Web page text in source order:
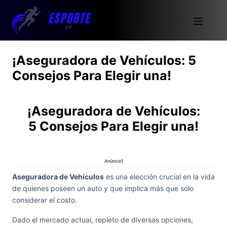
¡Aseguradora de Vehículos: 5
Consejos Para Elegir una!
¡Aseguradora de Vehículos:
5 Consejos Para Elegir una!
Anúncio1
Aseguradora de Vehículos es una elección crucial en la vida
de quienes poseen un auto y que implica más que solo
considerar el costo.
Dado el mercado actual, repleto de diversas opciones,